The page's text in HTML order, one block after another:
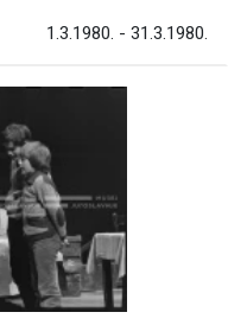
1.3.1980. - 31.3.1980.